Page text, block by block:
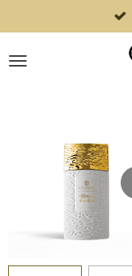
Hauptinhalt
springen